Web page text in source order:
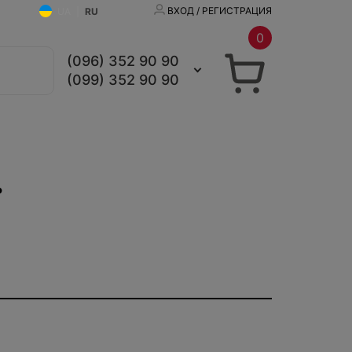
RU ВХОД / РЕГИСТРАЦИЯ
(096) 352 90 90
(099) 352 90 90
0